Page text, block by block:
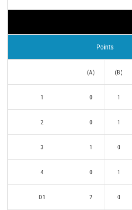
Points
(A) (B)
1 0 1
2 0 1
3 1 0
4 0 1
D1 2 0